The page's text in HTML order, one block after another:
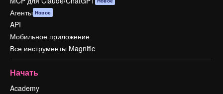
Агенты Новое
API
Мобильное приложение
Все инструменты Magnific
Начать
Academy